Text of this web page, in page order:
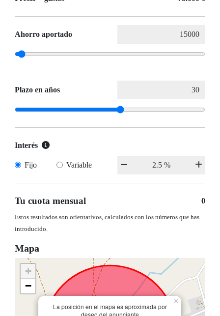
Ahorro aportado
Plazo en años
Interés
Fijo Variable
Tu cuota mensual 0
Estos resultados son orientativos, calculados con los números que has
introducido.
Mapa
La posición en el mapa es aproximada por
×
+
−